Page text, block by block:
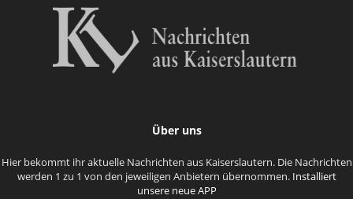
Über uns
Hier bekommt ihr aktuelle Nachrichten aus Kaiserslautern. Die Nachrichten
werden 1 zu 1 von den jeweiligen Anbietern übernommen. Installiert
unsere neue APP